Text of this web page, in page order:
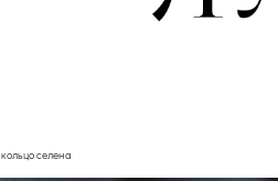
кольцо селена